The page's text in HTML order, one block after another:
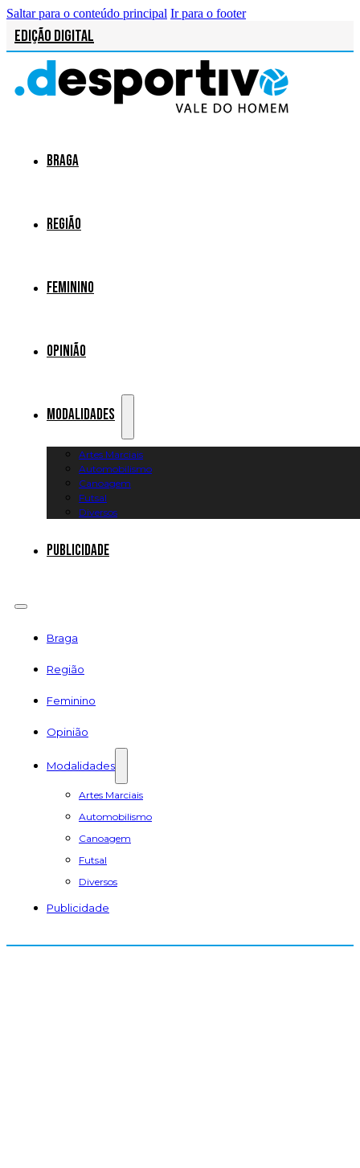
Saltar para o conteúdo principal Ir para o footer
Edição Digital
Braga
Região
Feminino
Opinião
Modalidades
Artes Marciais
Automobilismo
Canoagem
Futsal
Diversos
Publicidade
Braga
Região
Feminino
Opinião
Modalidades
Artes Marciais
Automobilismo
Canoagem
Futsal
Diversos
Publicidade